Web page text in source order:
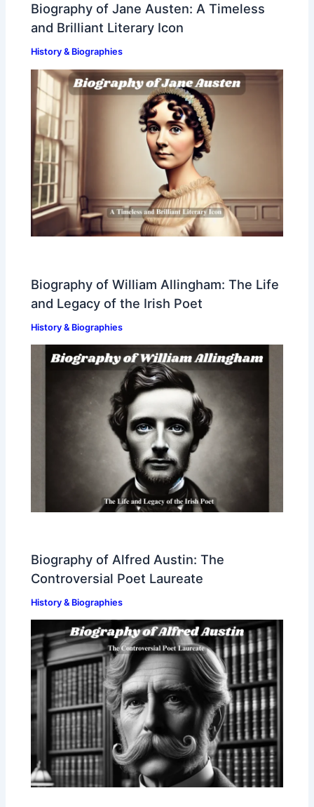
Biography of Jane Austen: A Timeless
and Brilliant Literary Icon
History & Biographies
Biography of William Allingham: The Life
and Legacy of the Irish Poet
History & Biographies
Biography of Alfred Austin: The
Controversial Poet Laureate
History & Biographies